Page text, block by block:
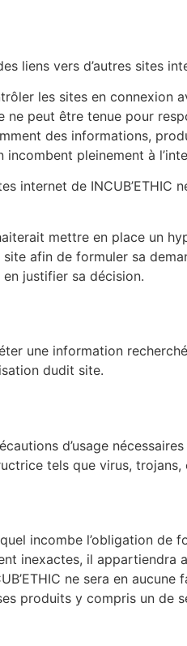
liens vers d’autres sites
les sites en
peut être tenue pour
des informations,
pleinement à
internet de
mettre en place un
afin de formuler sa
justifier sa décision.
une information
dudit site.
d’usage
tels que virus,
incombe l’obligation de
inexactes, il
ne sera en
produits y compris un de